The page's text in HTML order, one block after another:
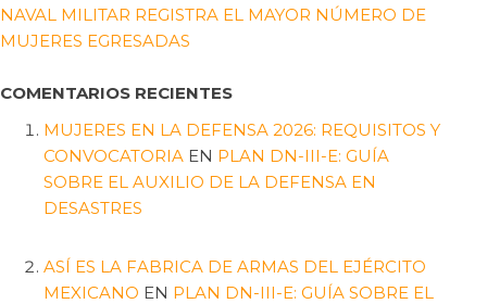
NAVAL MILITAR REGISTRA EL MAYOR NÚMERO DE
MUJERES EGRESADAS
COMENTARIOS RECIENTES
MUJERES EN LA DEFENSA 2026: REQUISITOS Y
CONVOCATORIA EN PLAN DN-III-E: GUÍA
SOBRE EL AUXILIO DE LA DEFENSA EN
DESASTRES
ASÍ ES LA FABRICA DE ARMAS DEL EJÉRCITO
MEXICANO EN PLAN DN-III-E: GUÍA SOBRE EL